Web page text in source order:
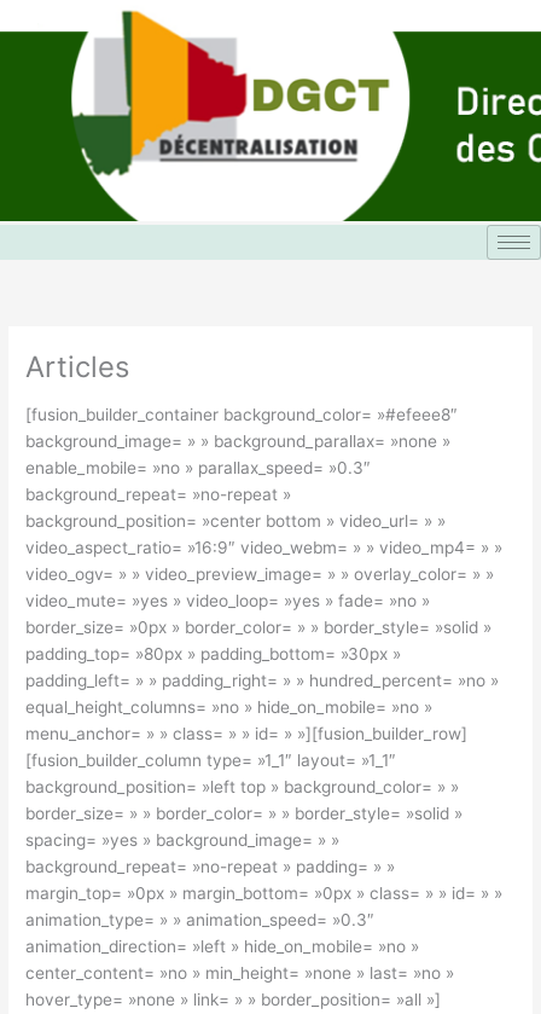
au
Articles
[fusion_builder_container background_color= »#efeee8″
background_image= » » background_parallax= »none »
enable_mobile= »no » parallax_speed= »0.3″
background_repeat= »no-repeat »
background_position= »center bottom » video_url= » »
video_aspect_ratio= »16:9″ video_webm= » » video_mp4= » »
video_ogv= » » video_preview_image= » » overlay_color= » »
video_mute= »yes » video_loop= »yes » fade= »no »
border_size= »0px » border_color= » » border_style= »solid »
padding_top= »80px » padding_bottom= »30px »
padding_left= » » padding_right= » » hundred_percent= »no »
equal_height_columns= »no » hide_on_mobile= »no »
menu_anchor= » » class= » » id= » »][fusion_builder_row]
[fusion_builder_column type= »1_1″ layout= »1_1″
background_position= »left top » background_color= » »
border_size= » » border_color= » » border_style= »solid »
spacing= »yes » background_image= » »
background_repeat= »no-repeat » padding= » »
margin_top= »0px » margin_bottom= »0px » class= » » id= » »
animation_type= » » animation_speed= »0.3″
animation_direction= »left » hide_on_mobile= »no »
center_content= »no » min_height= »none » last= »no »
hover_type= »none » link= » » border_position= »all »]